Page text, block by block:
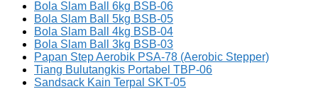
Bola Slam Ball 6kg BSB-06
Bola Slam Ball 5kg BSB-05
Bola Slam Ball 4kg BSB-04
Bola Slam Ball 3kg BSB-03
Papan Step Aerobik PSA-78 (Aerobic Stepper)
Tiang Bulutangkis Portabel TBP-06
Sandsack Kain Terpal SKT-05